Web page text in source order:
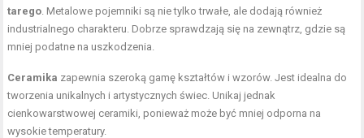
tarego . Metalowe pojemniki są nie tylko trwałe, ale dodają również
industrialnego charakteru. Dobrze sprawdzają się na zewnątrz, gdzie są
mniej podatne na uszkodzenia.
Ceramika zapewnia szeroką gamę kształtów i wzorów. Jest idealna do
tworzenia unikalnych i artystycznych świec. Unikaj jednak
cienkowarstwowej ceramiki, ponieważ może być mniej odporna na
wysokie temperatury.